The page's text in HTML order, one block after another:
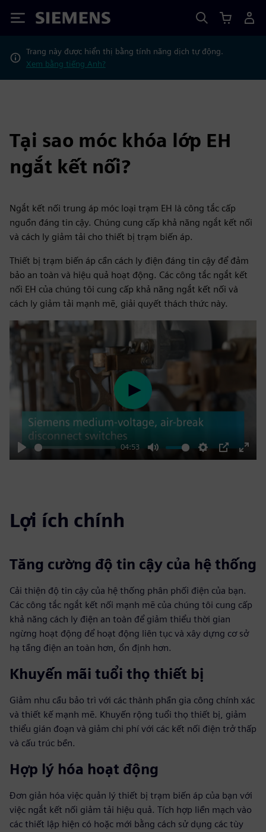
Siemens
Trang này được hiển thị bằng tính năng dịch tự động.
Xem bằng tiếng Anh?
Tại sao móc khóa lớp EH
ngắt kết nối?
Ngắt kết nối trung áp móc loại trạm EH là công tắc cấp
nguồn đáng tin cậy. Chúng cung cấp khả năng ngắt kết nối
và cách ly giảm tải cho thiết bị trạm biến áp.
Thiết bị trạm biến áp cần cách ly điện đáng tin cậy để đảm
bảo an toàn và hiệu quả hoạt động. Các công tắc ngắt kết
nối EH của chúng tôi cung cấp khả năng ngắt kết nối và
cách ly giảm tải mạnh mẽ, giải quyết thách thức này.
Play
04:53
Mute Settings
PIP
Enter
Play
Lợi ích chính
Tăng cường độ tin cậy của hệ thống
Cải thiện độ tin cậy của hệ thống phân phối điện của bạn.
Các công tắc ngắt kết nối mạnh mẽ của chúng tôi cung cấp
khả năng cách ly điện an toàn để giảm thiểu thời gian
ngừng hoạt động để hoạt động liên tục và xây dựng cơ sở
hạ tầng điện an toàn hơn, ổn định hơn.
Khuyến mãi tuổi thọ thiết bị
Giảm nhu cầu bảo trì với các thành phần gia công chính xác
và thiết kế mạnh mẽ. Khuyến rộng tuổi thọ thiết bị, giảm
thiểu gián đoạn và giảm chi phí với các kết nối điện trở thấp
và cấu trúc bền.
Hợp lý hóa hoạt động
Đơn giản hóa việc quản lý thiết bị trạm biến áp của bạn với
việc ngắt kết nối giảm tải hiệu quả. Tích hợp liền mạch vào
các thiết lập hiện có hoặc mới bằng cách sử dụng các tùy